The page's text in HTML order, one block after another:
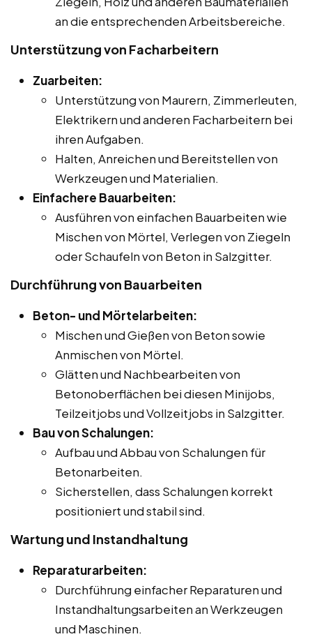
an die entsprechenden Arbeitsbereiche.
Unterstützung von Facharbeitern
Zuarbeiten:
Unterstützung von Maurern, Zimmerleuten,
Elektrikern und anderen Facharbeitern bei
ihren Aufgaben.
Halten, Anreichen und Bereitstellen von
Werkzeugen und Materialien.
Einfachere Bauarbeiten:
Ausführen von einfachen Bauarbeiten wie
Mischen von Mörtel, Verlegen von Ziegeln
oder Schaufeln von Beton in Salzgitter.
Durchführung von Bauarbeiten
Beton- und Mörtelarbeiten:
Mischen und Gießen von Beton sowie
Anmischen von Mörtel.
Glätten und Nachbearbeiten von
Betonoberflächen bei diesen Minijobs,
Teilzeitjobs und Vollzeitjobs in Salzgitter.
Bau von Schalungen:
Aufbau und Abbau von Schalungen für
Betonarbeiten.
Sicherstellen, dass Schalungen korrekt
positioniert und stabil sind.
Wartung und Instandhaltung
Reparaturarbeiten:
Durchführung einfacher Reparaturen und
Instandhaltungsarbeiten an Werkzeugen
und Maschinen.